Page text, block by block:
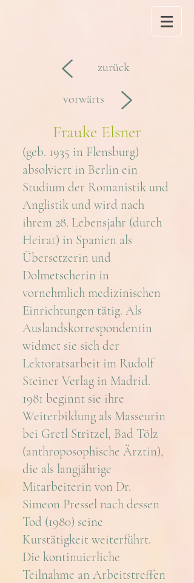
zurück
vorwärts
Frauke Elsner
(geb. 1935 in Flensburg)
absolviert in Berlin ein
Studium der Romanistik und
Anglistik und wird nach
ihrem 28. Lebensjahr (durch
Heirat) in Spanien als
Übersetzerin und
Dolmetscherin in
vornehmlich medizinischen
Einrichtungen tätig. Als
Auslandskorrespondentin
widmet sie sich der
Lektoratsarbeit im Rudolf
Steiner Verlag in Madrid.
1981 beginnt sie ihre
Weiterbildung als Masseurin
bei Gretl Stritzel, Bad Tölz
(anthroposophische Ärztin),
die als langjährige
Mitarbeiterin von Dr.
Simeon Pressel nach dessen
Tod (1980) seine
Kurstätigkeit weiterführt.
Die kontinuierliche
Teilnahme an Arbeitstreffen